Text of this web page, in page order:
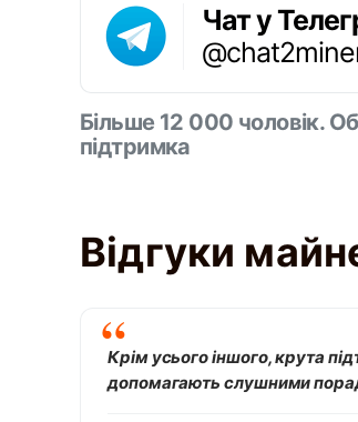
Чат у
Більше 12 000 чоловік.
підтримка
Відгуки
Крім усього іншого, крута
допомагають слушними